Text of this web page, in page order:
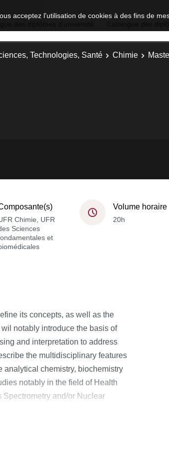
acceptez l'utilisation de cookies à des fins de
Technologies, Santé Chimie
Chimie, UFR
Sciences
et
Volume horaire
20h
its concepts, as well as the
notably introduce the basis of
and interpretation to address
the multidisciplinary features
analytical chemistry, biochemistry
notably in the field of Health
and/or Nuclear